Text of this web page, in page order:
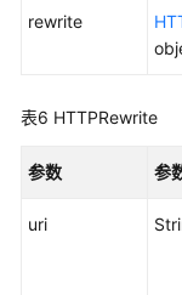
添
rewrite
表6 HTTPRewrite
参数 参
uri